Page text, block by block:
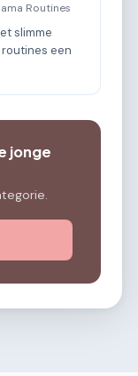
Routines
slimme
een
jonge